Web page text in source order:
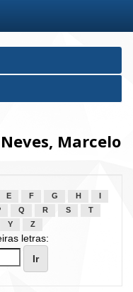
Marcelo
E F G H
Q R S
T
Y Z
letras: